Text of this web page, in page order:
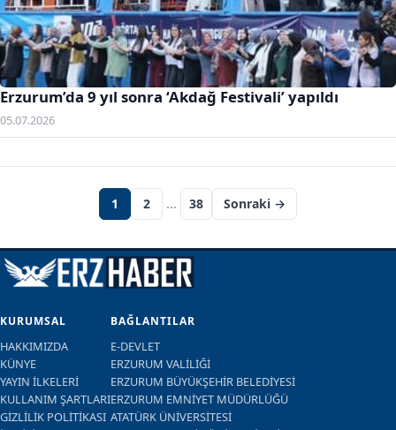
Erzurum’da 9 yıl sonra ‘Akdağ Festivali’ yapıldı
05.07.2026
Yazı sayfalaması
1 2 … 38 Sonraki →
KURUMSAL
HAKKIMIZDA
KÜNYE
YAYIN İLKELERİ
KULLANIM ŞARTLARI
GİZLİLİK POLİTİKASI
BAĞLANTILAR
E-DEVLET
ERZURUM VALİLİĞİ
ERZURUM BÜYÜKŞEHİR BELEDİYESİ
ERZURUM EMNİYET MÜDÜRLÜĞÜ
ATATÜRK ÜNİVERSİTESİ